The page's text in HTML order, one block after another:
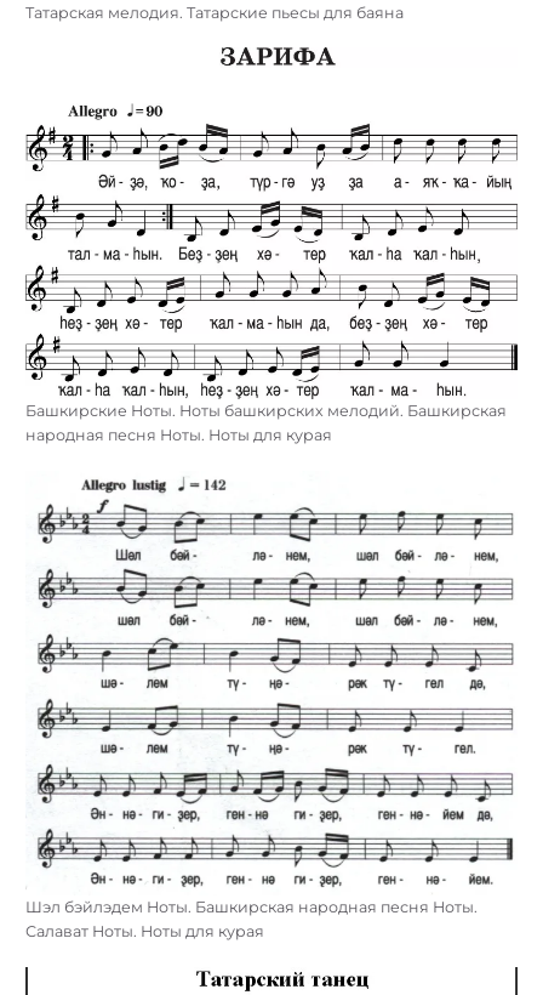
Татарская мелодия. Татарские пьесы для баяна
Башкирские Ноты. Ноты башкирских мелодий. Башкирская
народная песня Ноты. Ноты для курая
Шэл бэйлэдем Ноты. Башкирская народная песня Ноты.
Салават Ноты. Ноты для курая